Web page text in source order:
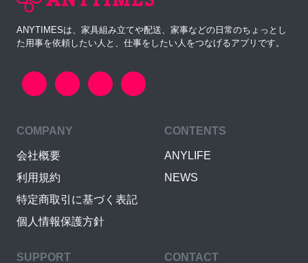
ANYTIMESは、家具組み立てや配送、家事などの日常のちょっとし
た用事を依頼したい人と、仕事をしたい人をつなげるアプリです。
COMPANY
会社概要
利用規約
特定商取引に基づく表記
個人情報保護方針
CONTENTS
ANYLIFE
NEWS
SUPPORT CONTACT